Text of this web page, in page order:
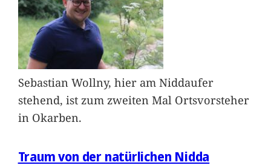
Sebastian Wollny, hier am Niddaufer
stehend, ist zum zweiten Mal Ortsvorsteher
in Okarben.
Traum von der natürlichen Nidda